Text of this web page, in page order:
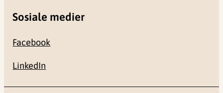
Sosiale medier
Facebook
LinkedIn